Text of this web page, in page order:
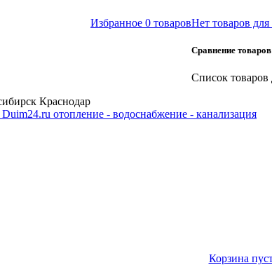
Краснодар
Избранное 0 товаровНет товаров
Сравнение товаров
Список товаров
отопление - водоснабжение - канализация
Корзина